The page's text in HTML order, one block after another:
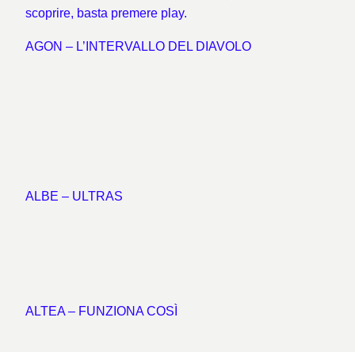
scoprire, basta premere play.
AGON – L’INTERVALLO DEL DIAVOLO
ALBE – ULTRAS
ALTEA – FUNZIONA COSÌ